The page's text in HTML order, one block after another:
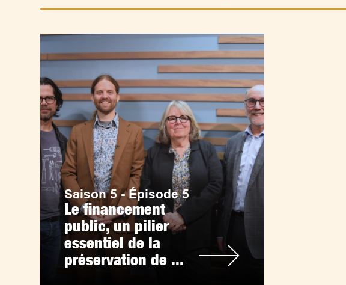
Saison 5 - Épisode 5
Le financement
public, un pilier
essentiel de la
préservation de ...